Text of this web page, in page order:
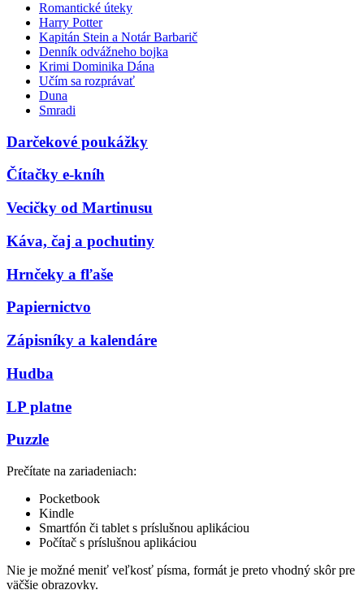
Romantické úteky
Harry Potter
Kapitán Stein a Notár Barbarič
Denník odvážneho bojka
Krimi Dominika Dána
Učím sa rozprávať
Duna
Smradi
Darčekové poukážky
Čítačky e-kníh
Vecičky od Martinusu
Káva, čaj a pochutiny
Hrnčeky a fľaše
Papiernictvo
Zápisníky a kalendáre
Hudba
LP platne
Puzzle
Prečítate na zariadeniach:
Pocketbook
Kindle
Smartfón či tablet s príslušnou aplikáciou
Počítač s príslušnou aplikáciou
Nie je možné meniť veľkosť písma, formát je preto vhodný skôr pre
väčšie obrazovky.